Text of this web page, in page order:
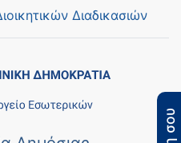
Διαδικασιών